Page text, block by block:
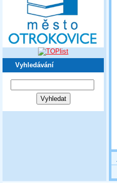
Vyhledávání